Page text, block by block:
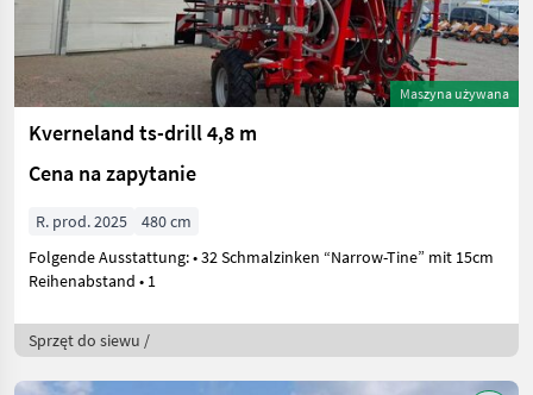
Maszyna używana
Kverneland ts-drill 4,8 m
Cena na zapytanie
R. prod. 2025
480 cm
Folgende Ausstattung: • 32 Schmalzinken “Narrow-Tine” mit 15cm
Reihenabstand • 1
Sprzęt do siewu /